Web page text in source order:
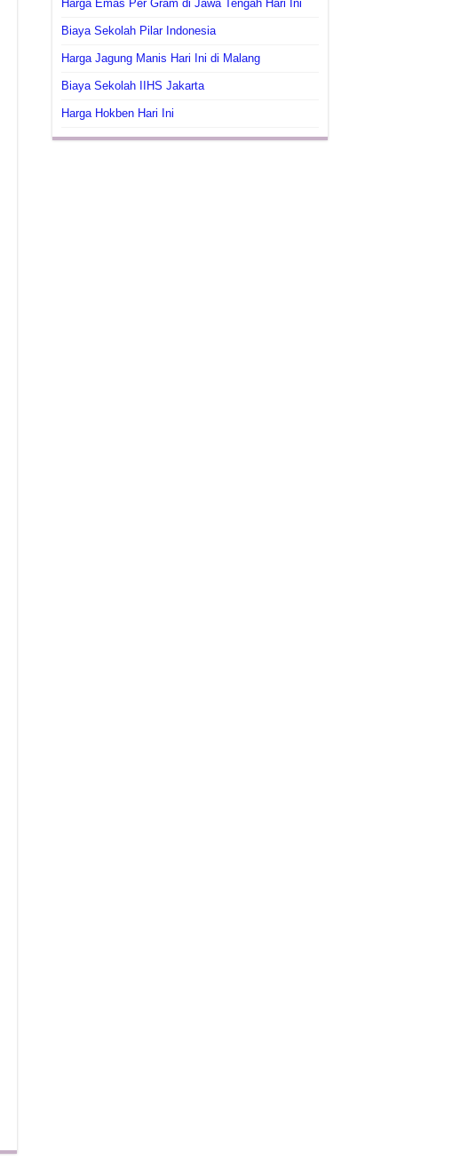
Harga Emas Per Gram di Jawa Tengah Hari Ini
Biaya Sekolah Pilar Indonesia
Harga Jagung Manis Hari Ini di Malang
Biaya Sekolah IIHS Jakarta
Harga Hokben Hari Ini